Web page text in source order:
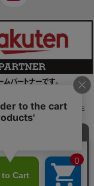
転載を禁止します。
Group, Inc. ALL RIGHTS RE